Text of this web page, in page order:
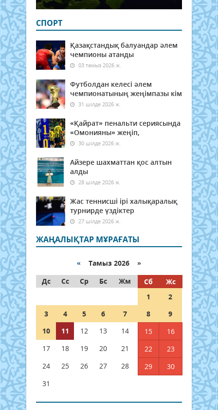
СПОРТ
Қазақстандық балуандар әлем
чемпионы атанды
03 тамыз 2026 ж.
Футболдан келесі әлем
чемпионатының жеңімпазы кім
31 шілде 2026 ж.
«Қайрат» пенальти сериясында
«Омонияны» жеңіп,
30 шілде 2026 ж.
Айзере шахматтан қос алтын
алды
28 шілде 2026 ж.
Жас теннисші ірі халықаралық
турнирде үздіктер
27 шілде 2026 ж.
ЖАҢАЛЫҚТАР МҰРАҒАТЫ
« Тамыз 2026 »
Дс
Сс Ср Бс Жм Сб
Жс
1
2
3
4 5 6 7 8
9
10
11 12 13 14 15
16
17
18 19 20 21 22
23
24
25 26 27 28 29
30
31